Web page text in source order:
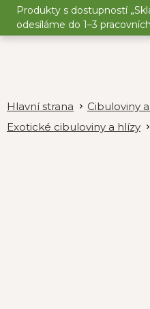
Přejít
obsah
Produkty s dostupností
odesíláme do 1–3
Cibuloviny
Exotické cibuloviny a hlízy